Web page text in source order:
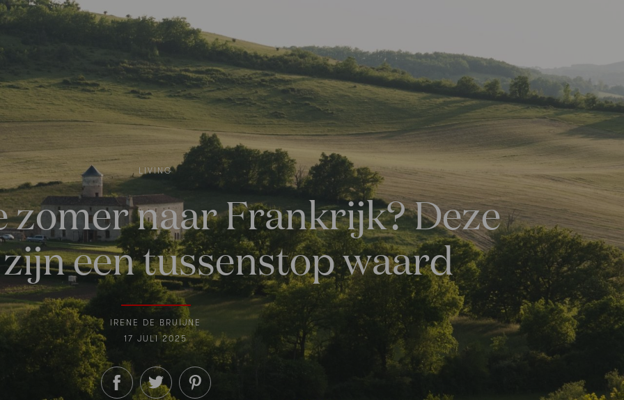
LIVING
zomer naar Frankrijk? Deze
een tussenstop waard
IRENE DE BRUIJNE
17 JULI 2025